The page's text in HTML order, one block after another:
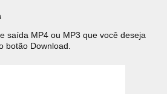
saída MP4 ou MP3 que você deseja
botão Download.